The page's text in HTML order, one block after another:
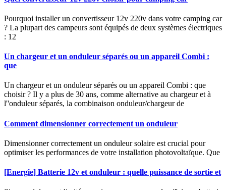
Pourquoi installer un convertisseur 12v 220v dans votre camping car
? La plupart des campeurs sont équipés de deux systèmes électriques
: 12
Un chargeur et un onduleur séparés ou un appareil Combi :
que
Un chargeur et un onduleur séparés ou un appareil Combi : que
choisir ? Il y a plus de 30 ans, comme alternative au chargeur et à
l''onduleur séparés, la combinaison onduleur/chargeur de
Comment dimensionner correctement un onduleur
Dimensionner correctement un onduleur solaire est crucial pour
optimiser les performances de votre installation photovoltaïque. Que
[Energie] Batterie 12v et onduleur : quelle puissance de sortie et